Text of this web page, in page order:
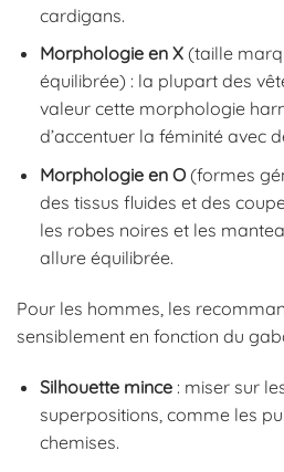
cardigans.
Morphologie en X(taille
équilibrée) : la plupart des
valeur cette morphologie
d’accentuer la féminité avec
Morphologie en O(formes
des tissus fluides et des
les robes noires et les
allure équilibrée.
Pour les hommes, les
sensiblement en fonction du
Silhouette mince: miser sur
superpositions, comme les
chemises.